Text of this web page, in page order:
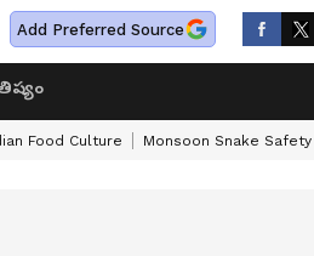
Add Preferred Source
Food Culture Monsoon Snake Safety